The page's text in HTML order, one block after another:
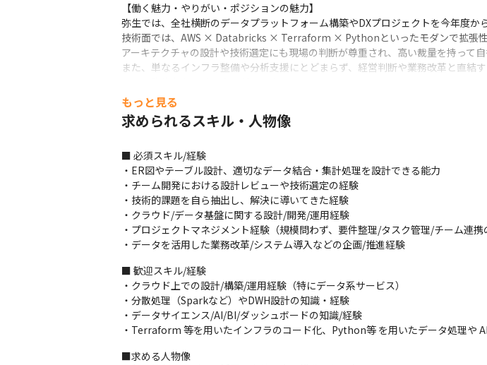
【働く魅力・やりがい・ポジションの魅力】
弥生では、全社横断のデータプラットフォーム構築やDXプロジェクトを今年度
技術面では、AWS × Databricks × Terraform × Pythonといったモダンで拡張性
アーキテクチャの設計や技術選定にも現場の判断が尊重され、高い裁量を持って
また、単なるインフラ整備や分析支援にとどまらず、経営判断や業務改革と直
さらに、弥生では全社でデータ・AI活用を進める戦略が掲げられており、将来的
も視野に入ります。
裁量と責任を持ちながら、エンジニアとして、プロジェクトリーダーとして、事
【採用背景】
全社横断でのデータ利活用、AI活用を推進する「データ戦略」のもと、
トの推進を加速しています。
AI、データを活用したDXの加速のために、ビジネス側の分析・可視化・業務ア
装フェーズをリードするエンジニアリーダーを募集しています。
このポジションでは、エンジニアリングとプロジェクトリードの両軸で、データ
【配属先チームの特徴】
AI・データ戦略部では、データ基盤の構築およびデータ活用に向けたDX、AI開発
データプラットフォームチームでは、全社のシステムからデータを取得し、
Silverデータの設計・加工を行っております。
また、DX、インテリジェンスチームでは、Silverデータから業務・ビジネス観点
への開発を実施しております。
【チーム人数】
もっと見る
求められるスキル・人物像
■ 必須スキル/経験
・ER図やテーブル設計、適切なデータ結合・集計処理を設計できる能力
・チーム開発における設計レビューや技術選定の経験
・技術的課題を自ら抽出し、解決に導いてきた経験
・クラウド/データ基盤に関する設計/開発/運用経験
・プロジェクトマネジメント経験（規模問わず、要件整理/タスク管理/チーム連携
・データを活用した業務改革/システム導入などの企画/推進経験
■ 歓迎スキル/経験
・クラウド上での設計/構築/運用経験（特にデータ系サービス）
・分散処理（Sparkなど）やDWH設計の知識・経験
・データサイエンス/AI/BI/ダッシュボードの知識/経験
・Terraform 等を用いたインフラのコード化、Python等 を用いたデータ処理や
■求める人物像